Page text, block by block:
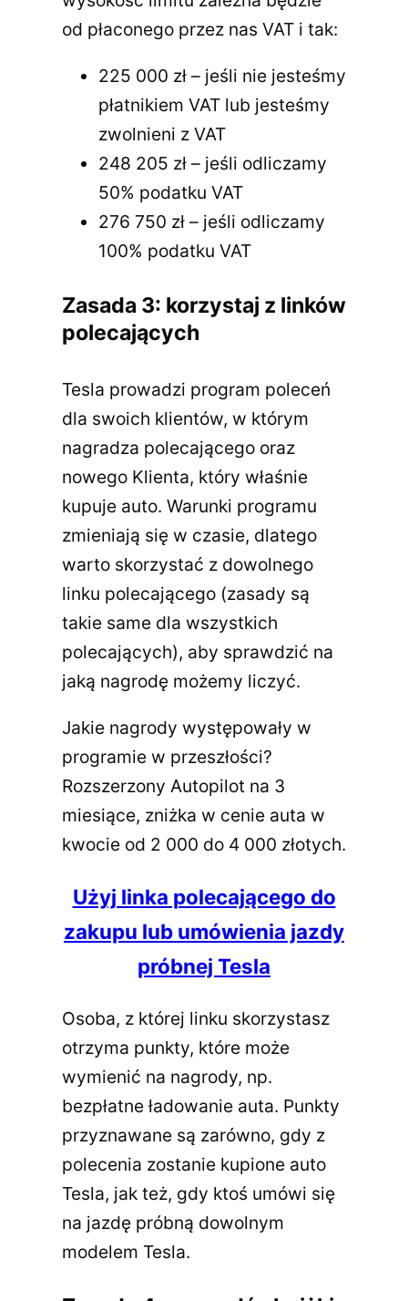
od płaconego przez nas VAT i tak:
225 000 zł – jeśli nie jesteśmy
płatnikiem VAT lub jesteśmy
zwolnieni z VAT
248 205 zł – jeśli odliczamy
50% podatku VAT
276 750 zł – jeśli odliczamy
100% podatku VAT
Zasada 3: korzystaj z linków
polecających
Tesla prowadzi program poleceń
dla swoich klientów, w którym
nagradza polecającego oraz
nowego Klienta, który właśnie
kupuje auto. Warunki programu
zmieniają się w czasie, dlatego
warto skorzystać z dowolnego
linku polecającego (zasady są
takie same dla wszystkich
polecających), aby sprawdzić na
jaką nagrodę możemy liczyć.
Jakie nagrody występowały w
programie w przeszłości?
Rozszerzony Autopilot na 3
miesiące, zniżka w cenie auta w
kwocie od 2 000 do 4 000 złotych.
Użyj linka polecającego do
zakupu lub umówienia jazdy
próbnej Tesla
Osoba, z której linku skorzystasz
otrzyma punkty, które może
wymienić na nagrody, np.
bezpłatne ładowanie auta. Punkty
przyznawane są zarówno, gdy z
polecenia zostanie kupione auto
Tesla, jak też, gdy ktoś umówi się
na jazdę próbną dowolnym
modelem Tesla.